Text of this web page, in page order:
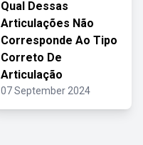
Qual Dessas
Articulações Não
Corresponde Ao Tipo
Correto De
Articulação
07 September 2024